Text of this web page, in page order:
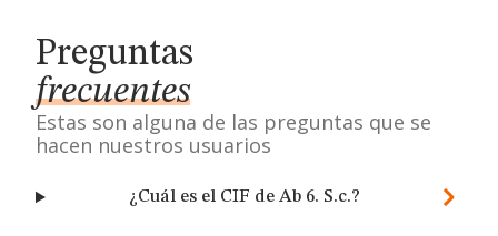
Preguntas
frecuentes
Estas son alguna de las preguntas que se
hacen nuestros usuarios
¿Cuál es el CIF de Ab 6. S.c.?